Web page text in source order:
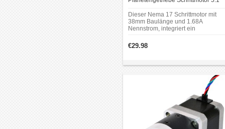
Dieser Nema 17 Schrittmotor mit
38mm Baulänge und 1.68A
Nennstrom, integriert ein
Übersetzungsverhältnis. Es kann in
einer Vielzahl von Anwendungen
Steuerung erfordern.
€29.98